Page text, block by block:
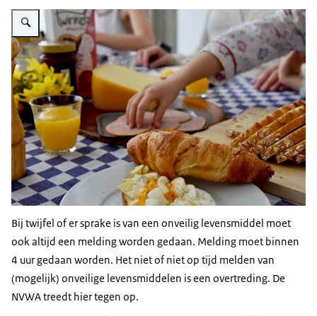
Vergroot afbeelding Kinderen aan ontbijtafel
Bij twijfel of er sprake is van een onveilig levensmiddel moet
ook altijd een melding worden gedaan. Melding moet binnen
4 uur gedaan worden. Het niet of niet op tijd melden van
(mogelijk) onveilige levensmiddelen is een overtreding. De
NVWA treedt hier tegen op.